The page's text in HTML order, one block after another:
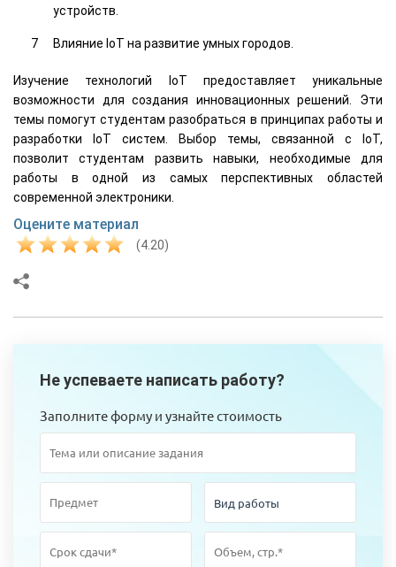
устройств.
Влияние IoT на развитие умных городов.
Изучение технологий IoT предоставляет уникальные
возможности для создания инновационных решений. Эти
темы помогут студентам разобраться в принципах работы и
разработки IoT систем. Выбор темы, связанной с IoT,
позволит студентам развить навыки, необходимые для
работы в одной из самых перспективных областей
современной электроники.
Оцените материал
(4.20)
Не успеваете написать работу?
Заполните форму и узнайте стоимость